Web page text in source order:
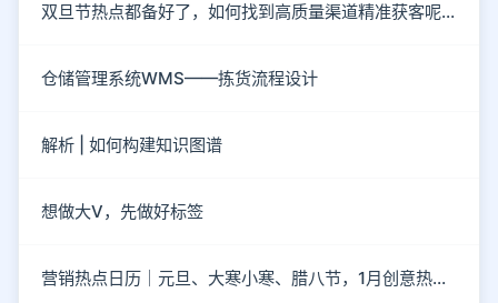
双旦节热点都备好了，如何找到高质量渠道精准获客呢？
仓储管理系统WMS——拣货流程设计
解析 | 如何构建知识图谱
想做大V，先做好标签
营销热点日历｜元旦、大寒小寒、腊八节，1月创意热点都在这